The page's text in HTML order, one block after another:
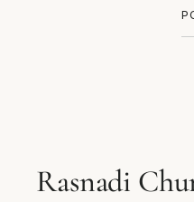
Rasnadi